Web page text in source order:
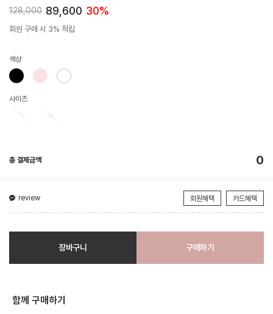
128,000 89,600 30%
회원 구매 시 3% 적립
색상
사이즈
총 결제금액 0
review 회원혜택 카드혜택
장바구니 구매하기
함께 구매하기